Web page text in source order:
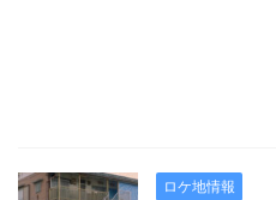
ロケ地情報